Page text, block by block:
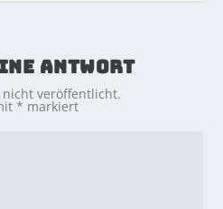
ANTWORT
nicht veröffentlicht.
* markiert